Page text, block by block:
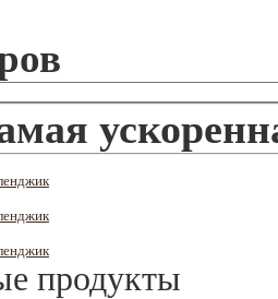
продукты